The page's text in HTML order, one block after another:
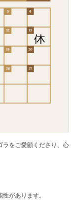
をご愛顧くださり、心
があります。